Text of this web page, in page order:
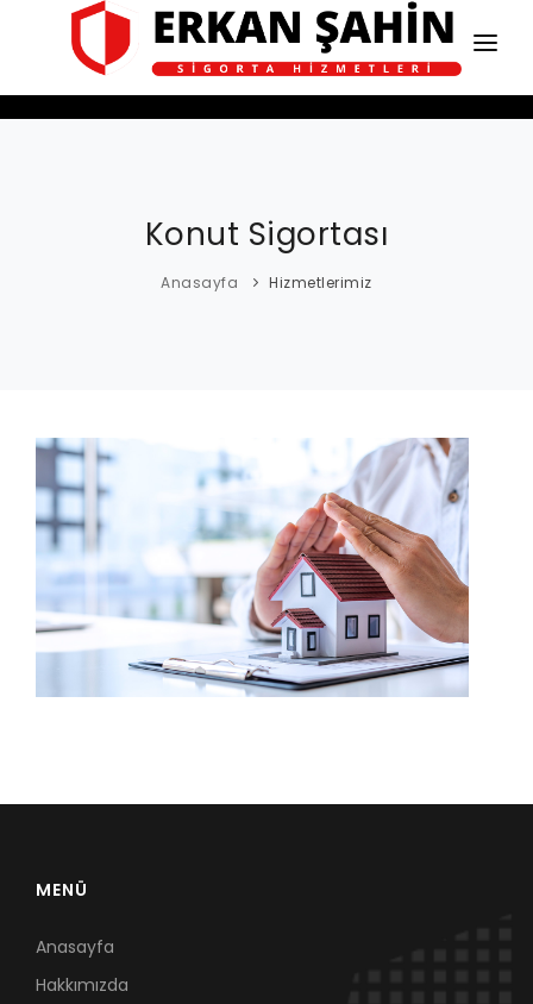
ANASAYFA
Konut Sigortası
Anasayfa Hizmetlerimiz
MENÜ
Anasayfa
Hakkımızda